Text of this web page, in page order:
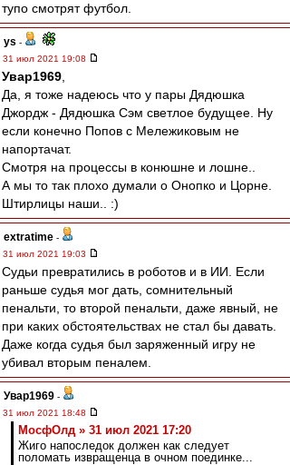
тупо смотрят футбол.
ys -
31 июл 2021 19:08
Увар1969
Да, я тоже надеюсь что у пары Дядюшка
Джордж - Дядюшка Сэм светлое будущее. Ну
если конечно Попов с Мележиковым не
напортачат.
Смотря на процессы в конюшне и лошне..
А мы то так плохо думали о Онопко и Цорне.
Штирлицы наши.. :)
extratime -
31 июл 2021 19:03
Судьи превратились в роботов и в ИИ. Если
раньше судья мог дать, сомнительный
пенальти, то второй пенальти, даже явный, не
при каких обстоятельствах не стал бы давать.
Даже когда судья был заряженный игру не
убивал вторым пеналем.
Увар1969 -
31 июл 2021 18:48
МосфОлд » 31 июл 2021 17:20
Жиго напоследок должен как следует
поломать извращенца в очном поединке...